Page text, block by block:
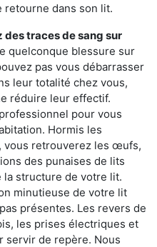
retourne dans son lit.
des traces de sang sur
quelconque blessure sur
pas vous débarrasser
leur totalité chez vous,
réduire leur effectif.
pour vous
Hormis les
vous retrouverez les œufs,
des punaises de lits
la structure de votre lit.
minutieuse de votre lit
présentes. Les revers de
les prises électriques et
servir de repère. Nous